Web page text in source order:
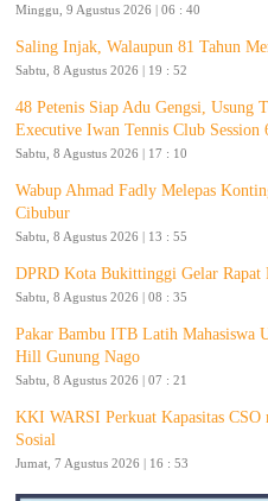
Minggu, 9 Agustus 2026 | 06 : 40
Saling Injak, Walaupun 81 Tahun
Sabtu, 8 Agustus 2026 | 19 : 52
48 Petenis Siap Adu Gengsi, Usung
Executive Iwan Tennis Club Session
Sabtu, 8 Agustus 2026 | 17 : 10
Wabup Ahmad Fadly Melepas
Cibubur
Sabtu, 8 Agustus 2026 | 13 : 55
DPRD Kota Bukittinggi Gelar Rapat
Sabtu, 8 Agustus 2026 | 08 : 35
Pakar Bambu ITB Latih Mahasiswa
Hill Gunung Nago
Sabtu, 8 Agustus 2026 | 07 : 21
KKI WARSI Perkuat Kapasitas
Sosial
Jumat, 7 Agustus 2026 | 16 : 53